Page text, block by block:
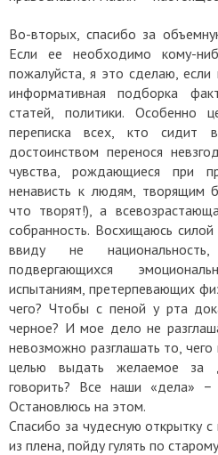
Во-вторых, спасибо за
Если ее необходимо кому-
пожалуйста, я это сделаю,
информативная подборка
статей, политики. Особенно
переписка всех, кто сидит
достоинством перенося
чувства, рождающиеся при
ненависть к людям, творящим
что творят!), а
собранность. Восхищаюсь
ввиду не
подвергающихся
испытаниям, претерпевающих
чего? Чтобы с пеной у рта
черное? И мое дело не
невозможно разглашать то,
целью выдать желаемое за
говорить? Все наши «дела»
Остановлюсь на этом.
Спасибо за чудесную открытку
из плена, пойду гулять по